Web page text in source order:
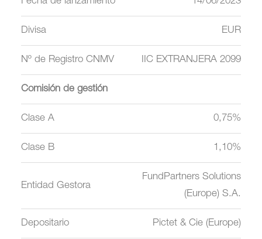
Divisa EUR
Nº de Registro CNMV IIC EXTRANJERA 2099
Comisión de gestión
Clase A 0,75%
Clase B 1,10%
Entidad Gestora
FundPartners Solutions
(Europe) S.A.
Depositario Pictet & Cie (Europe)